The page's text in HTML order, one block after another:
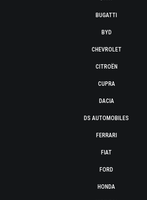
BUGATTI
BYD
CHEVROLET
CITROËN
CUPRA
DACIA
DS AUTOMOBILES
FERRARI
FIAT
FORD
HONDA